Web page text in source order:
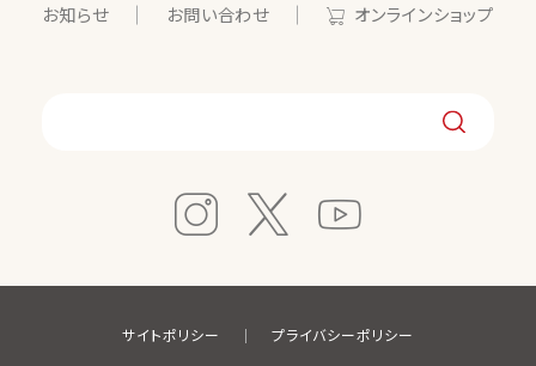
お知らせ お問い合わせ オンラインショップ
サイトポリシー
プライバシーポリシー